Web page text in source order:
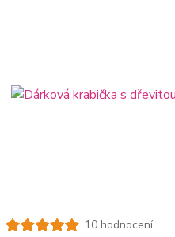
10 hodnocení